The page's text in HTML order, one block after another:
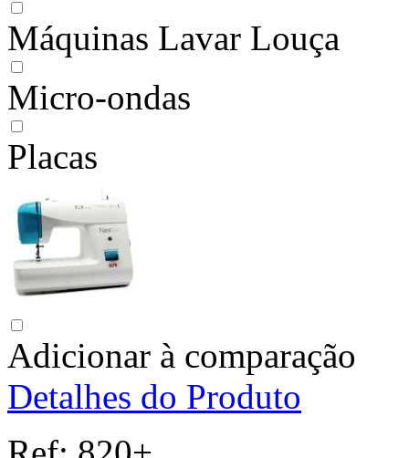
Máquinas Lavar Louça
Micro-ondas
Placas
Adicionar à comparação
Detalhes do Produto